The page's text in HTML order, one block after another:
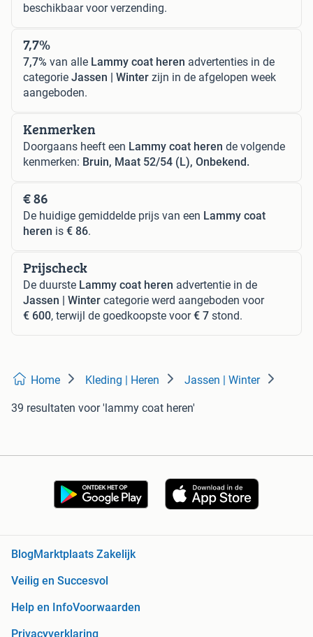
beschikbaar voor verzending.
7,7%
7,7% van alle Lammy coat heren advertenties in de
categorie Jassen | Winter zijn in de afgelopen week
aangeboden.
Kenmerken
Doorgaans heeft een Lammy coat heren de volgende
kenmerken: Bruin, Maat 52/54 (L), Onbekend.
€ 86
De huidige gemiddelde prijs van een Lammy coat
heren is € 86.
Prijscheck
De duurste Lammy coat heren advertentie in de
Jassen | Winter categorie werd aangeboden voor
€ 600, terwijl de goedkoopste voor€ 7 stond.
Home Kleding | Heren Jassen | Winter
39 resultaten voor 'lammy coat heren'
BlogMarktplaats Zakelijk
Veilig en Succesvol
Help en InfoVoorwaarden
Privacyverklaring